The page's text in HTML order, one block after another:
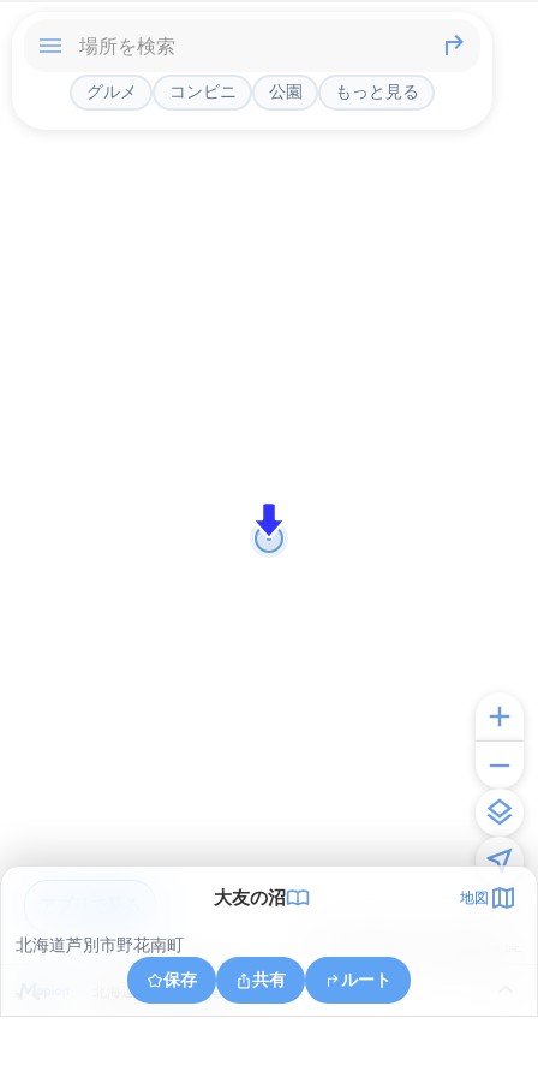
グルメ コンビニ 公園 もっと見る
大友の沼 地図
北海道芦別市野花南町
保存
共有 ルート
北海道芦別市野花南町